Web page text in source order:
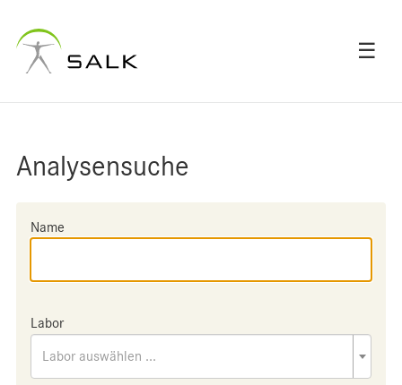
☰
Analysensuche
Name
Labor
Labor auswählen ...